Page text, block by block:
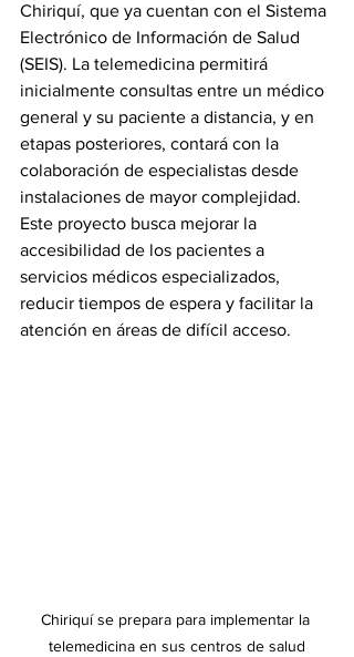
Chiriquí, que ya cuentan con el Sistema
Electrónico de Información de Salud
(SEIS). La telemedicina permitirá
inicialmente consultas entre un médico
general y su paciente a distancia, y en
etapas posteriores, contará con la
colaboración de especialistas desde
instalaciones de mayor complejidad.
Este proyecto busca mejorar la
accesibilidad de los pacientes a
servicios médicos especializados,
reducir tiempos de espera y facilitar la
atención en áreas de difícil acceso.
Chiriquí se prepara para implementar la
telemedicina en sus centros de salud